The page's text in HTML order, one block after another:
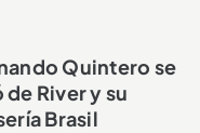
Quintero se
River y su
Brasil